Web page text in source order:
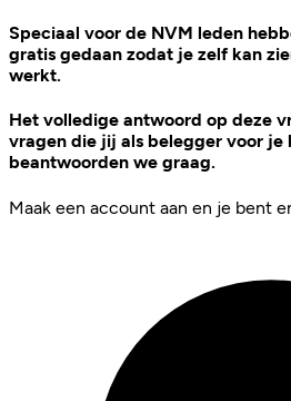
Speciaal voor de NVM leden
gratis gedaan zodat je zelf kan
werkt.
Het volledige antwoord op deze
vragen die jij als belegger voor je
beantwoorden we graag.
Maak een account aan en je bent